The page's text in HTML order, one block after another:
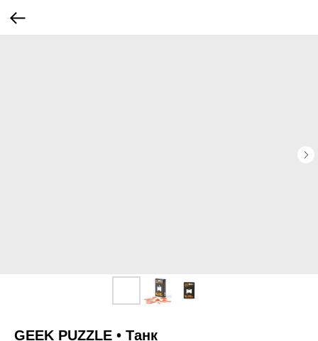
GEEK PUZZLE • Танк